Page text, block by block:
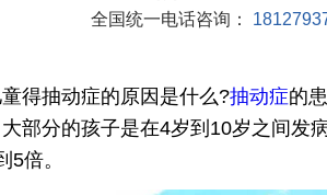
全国统一电话咨询：
抽动症的原因是什么?抽动症的
部分的孩子是在4岁到10岁之间发
5倍。